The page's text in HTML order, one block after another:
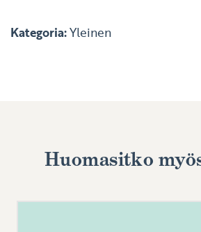
Kategoria:Yleinen
Huomasitko